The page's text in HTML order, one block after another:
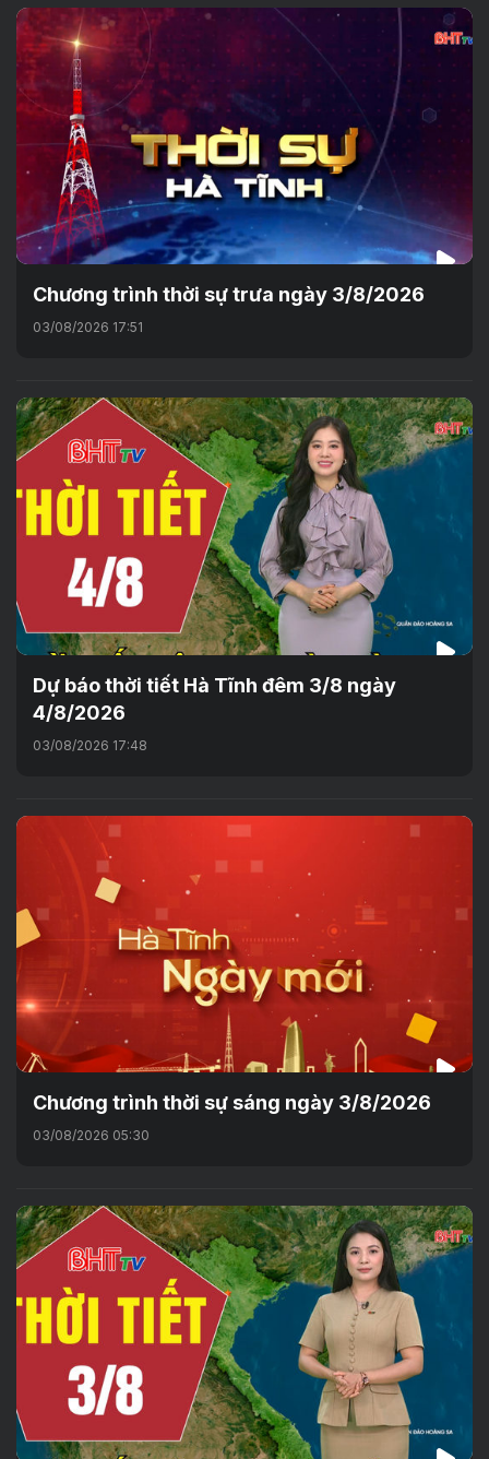
Chương trình thời sự trưa ngày 3/8/2026
03/08/2026 17:51
Dự báo thời tiết Hà Tĩnh đêm 3/8 ngày
4/8/2026
03/08/2026 17:48
Chương trình thời sự sáng ngày 3/8/2026
03/08/2026 05:30